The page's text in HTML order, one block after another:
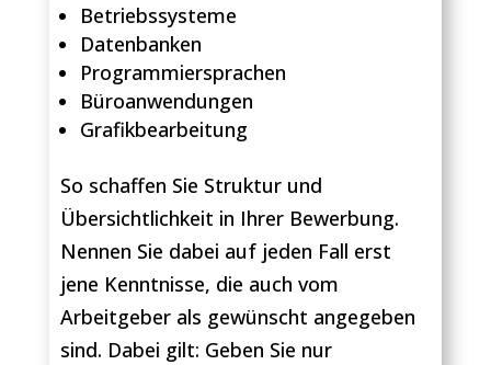
Betriebssysteme
Datenbanken
Programmiersprachen
Büroanwendungen
Grafikbearbeitung
So schaffen Sie Struktur und
Übersichtlichkeit in Ihrer Bewerbung.
Nennen Sie dabei auf jeden Fall erst
jene Kenntnisse, die auch vom
Arbeitgeber als gewünscht angegeben
sind. Dabei gilt: Geben Sie nur